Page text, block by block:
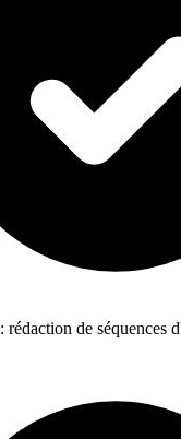
: rédaction de séquences